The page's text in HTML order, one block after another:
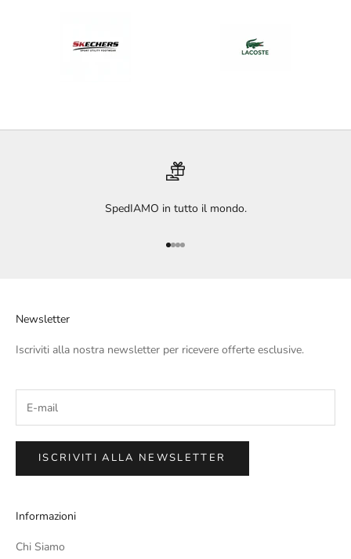
SpedIAMO in tutto il mondo.
Vai all'articolo 1
Vai all'articolo 2
Vai all'articolo 3
Vai all'articolo 4
Newsletter
Iscriviti alla nostra newsletter per ricevere offerte esclusive.
ISCRIVITI ALLA NEWSLETTER
Informazioni
Chi Siamo